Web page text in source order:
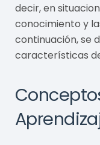
decir, en
conocimiento y
continuación, se
características